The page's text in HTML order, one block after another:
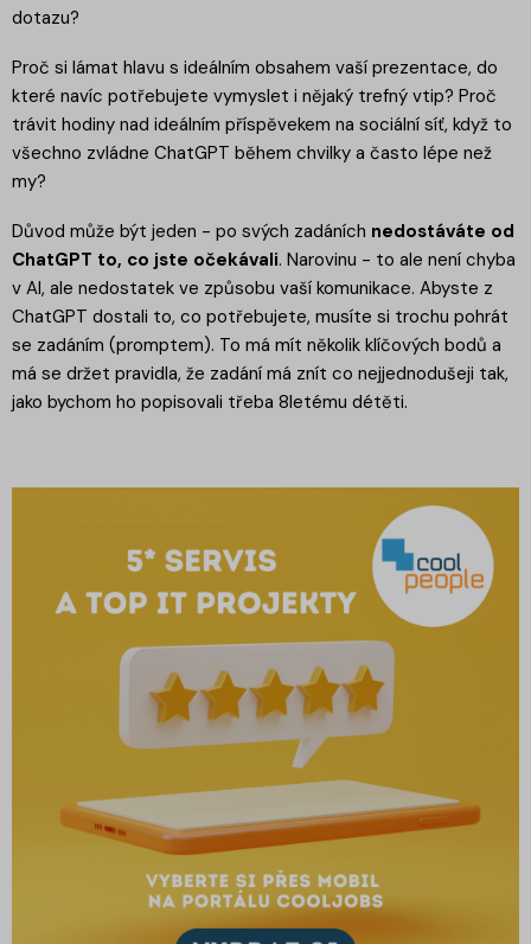
dotazu?
Proč si lámat hlavu s ideálním obsahem vaší prezentace, do
které navíc potřebujete vymyslet i nějaký trefný vtip? Proč
trávit hodiny nad ideálním příspěvekem na sociální síť, když to
všechno zvládne ChatGPT během chvilky a často lépe než
my?
Důvod může být jeden - po svých zadáních nedostáváte od
ChatGPT to, co jste očekávali. Narovinu - to ale není chyba
v AI, ale nedostatek ve způsobu vaší komunikace. Abyste z
ChatGPT dostali to, co potřebujete, musíte si trochu pohrát
se zadáním (promptem). To má mít několik klíčových bodů a
má se držet pravidla, že zadání má znít co nejjednodušeji tak,
jako bychom ho popisovali třeba 8letému détěti.